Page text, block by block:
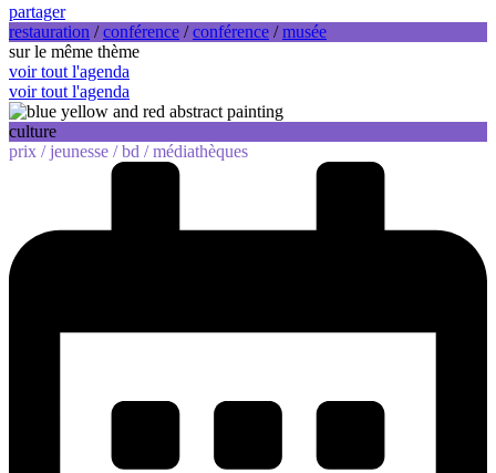
partager
restauration /conférence /conférence /musée
sur le même thème
voir tout l'agenda
voir tout l'agenda
culture
prix /jeunesse /bd /médiathèques